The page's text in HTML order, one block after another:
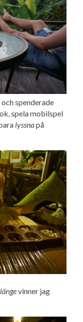
spenderade
spela mobilspel
lyssnapå
vinner jag